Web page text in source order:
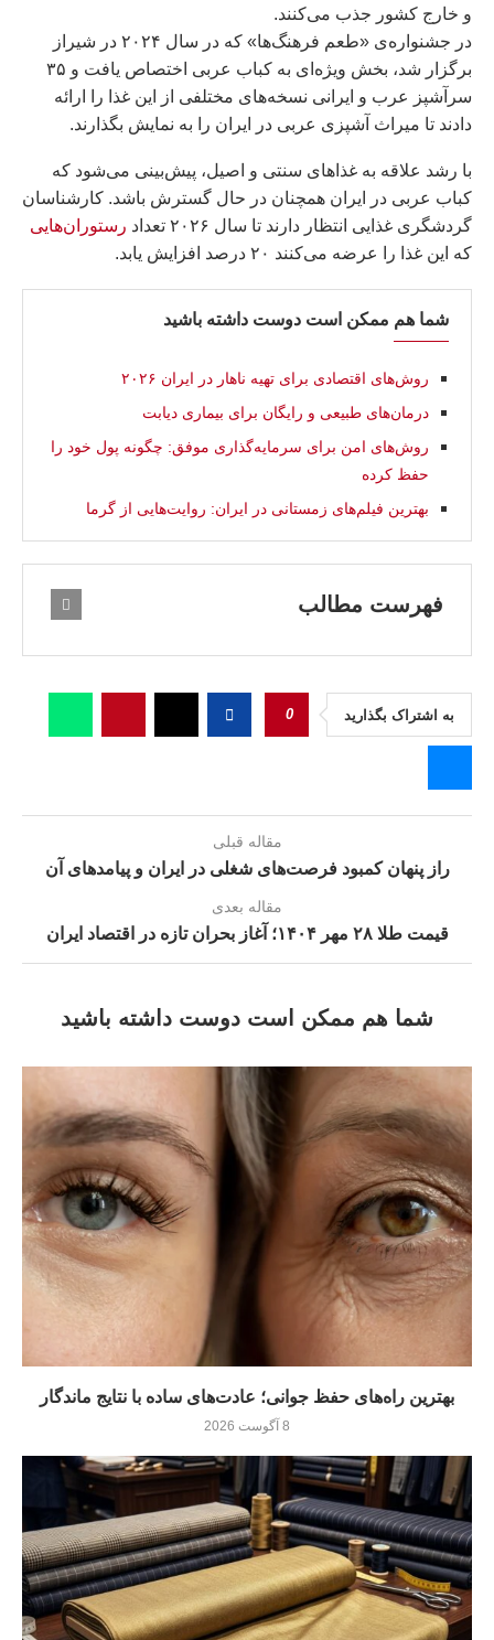
و خارج کشور جذب می‌کنند.
در جشنواره‌ی «طعم فرهنگ‌ها» که در سال ۲۰۲۴ در شیراز
برگزار شد، بخش ویژه‌ای به کباب عربی اختصاص یافت و ۳۵
سرآشپز عرب و ایرانی نسخه‌های مختلفی از این غذا را ارائه
دادند تا میراث آشپزی عربی در ایران را به نمایش بگذارند.
با رشد علاقه به غذاهای سنتی و اصیل، پیش‌بینی می‌شود که
کباب عربی در ایران همچنان در حال گسترش باشد. کارشناسان
گردشگری غذایی انتظار دارند تا سال ۲۰۲۶ تعداد
رستوران‌هایی
که این غذا را عرضه می‌کنند ۲۰ درصد افزایش یابد.
شما هم ممکن است دوست داشته باشید
روش‌های اقتصادی برای تهیه ناهار در ایران ۲۰۲۶
درمان‌های طبیعی و رایگان برای بیماری دیابت
روش‌های امن برای سرمایه‌گذاری موفق: چگونه پول خود را
حفظ کرده
بهترین فیلم‌های زمستانی در ایران: روایت‌هایی از گرما
فهرست مطالب
به اشتراک بگذارید 0
مقاله قبلی
راز پنهان کمبود فرصت‌های شغلی در ایران و پیامدهای آن
مقاله بعدی
قیمت طلا ۲۸ مهر ۱۴۰۴؛ آغاز بحران تازه در اقتصاد ایران
شما هم ممکن است دوست داشته باشید
بهترین راه‌های حفظ جوانی؛ عادت‌های ساده با نتایج ماندگار
8 آگوست 2026